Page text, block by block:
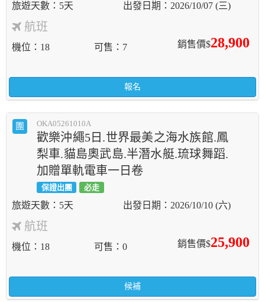
5天 2026/10/07 (三)
航班
銷售價$28,900
機位 18 可售 7
報名
團 OKA05261010A
歡樂沖繩5日.世界最美之海水族館.鳳
梨車.貓島奧武島.半潛水艇.琉球舞蹈.
加贈單軌電車一日卷
保證出團 必走
5天 2026/10/10 (六)
航班
銷售價$25,900
機位 18 可售 0
候補